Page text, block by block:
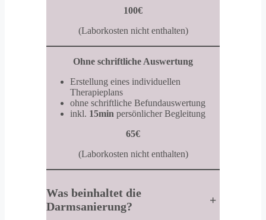
100€
(Laborkosten nicht enthalten)
Ohne schriftliche Auswertung
Erstellung eines individuellen
Therapieplans
ohne schriftliche Befundauswertung
inkl. 15min persönlicher Begleitung
65€
(Laborkosten nicht enthalten)
Was beinhaltet die
Darmsanierung?
+